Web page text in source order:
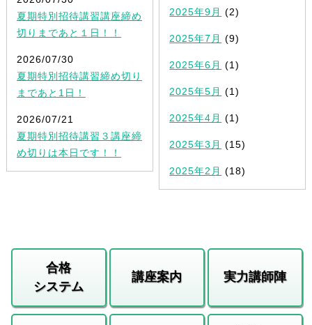
夏期特別招待講習講座締め
切りまであと１日！！
2026/07/30
夏期特別招待講習締め切り
まであと1日！
2026/07/21
夏期特別招待講習３講座締
め切りは本日です！！
2025年9月 (2)
2025年7月 (9)
2025年6月 (1)
2025年5月 (1)
2025年4月 (1)
2025年3月 (15)
2025年2月 (18)
合格
システム
講座案内 実力講師陣